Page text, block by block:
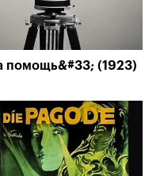
помощь&#33; (1923)